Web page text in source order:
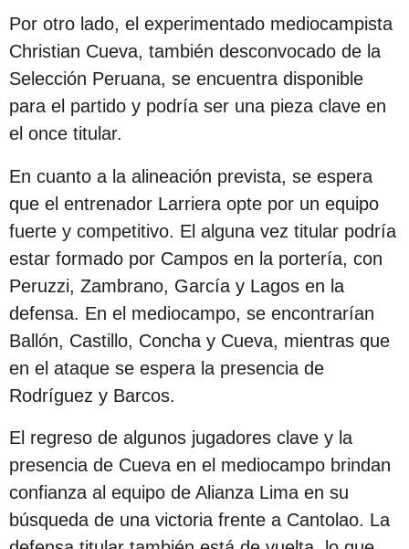
b
l
i
c
a
i
ó
n
Por otro lado, el experimentado mediocampista
Christian Cueva, también desconvocado de la
Selección Peruana, se encuentra disponible
para el partido y podría ser una pieza clave en
el once titular.
En cuanto a la alineación prevista, se espera
que el entrenador Larriera opte por un equipo
fuerte y competitivo. El alguna vez titular podría
estar formado por Campos en la portería, con
Peruzzi, Zambrano, García y Lagos en la
defensa. En el mediocampo, se encontrarían
Ballón, Castillo, Concha y Cueva, mientras que
en el ataque se espera la presencia de
Rodríguez y Barcos.
El regreso de algunos jugadores clave y la
presencia de Cueva en el mediocampo brindan
confianza al equipo de Alianza Lima en su
búsqueda de una victoria frente a Cantolao. La